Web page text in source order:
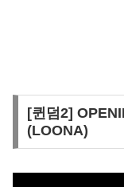
[퀸덤2]
(LOONA)